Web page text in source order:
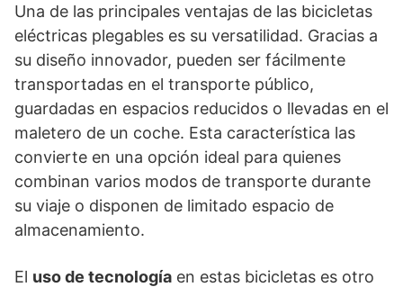
Una de las principales ventajas de las bicicletas
eléctricas plegables es su versatilidad. Gracias a
su diseño innovador, pueden ser fácilmente
transportadas en el transporte público,
guardadas en espacios reducidos o llevadas en el
maletero de un coche. Esta característica las
convierte en una opción ideal para quienes
combinan varios modos de transporte durante
su viaje o disponen de limitado espacio de
almacenamiento.
El uso de tecnología en estas bicicletas es otro